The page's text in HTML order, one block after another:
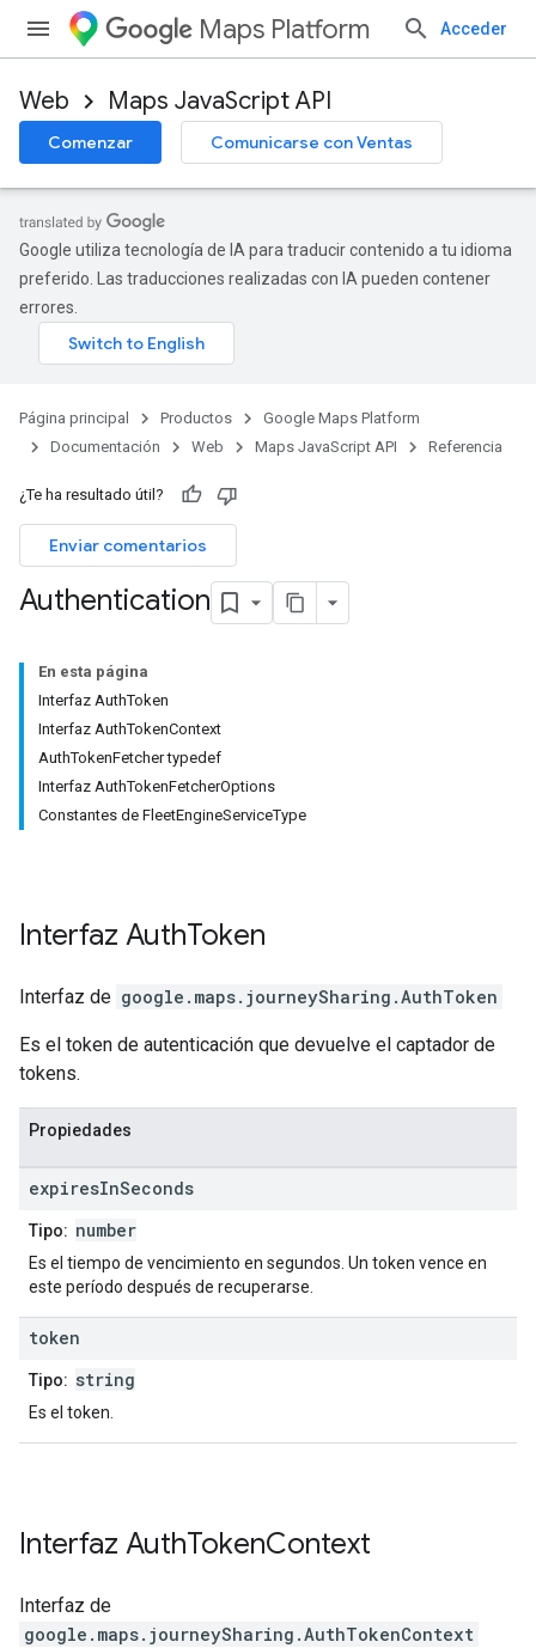
Maps Platform Acceder
Web Maps JavaScript API
Comenzar Comunicarse con Ventas
Google utiliza tecnología de IA para traducir contenido a tu idioma
preferido. Las traducciones realizadas con IA pueden contener
errores.
Página principal Productos
Google Maps Platform
Documentación
Web Maps JavaScript API Referencia
¿Te ha resultado útil?
Enviar comentarios
Authentication
En esta página
Interfaz AuthToken
Interfaz AuthTokenContext
AuthTokenFetcher typedef
Interfaz AuthTokenFetcherOptions
Constantes de FleetEngineServiceType
Interfaz AuthToken
Interfaz de google.maps.journeySharing .AuthToken
Es el token de autenticación que devuelve el captador de
tokens.
Propiedades
expiresInSeconds
Tipo: number
Es el tiempo de vencimiento en segundos. Un token vence en
este período después de recuperarse.
token
Tipo: string
Es el token.
Interfaz AuthTokenContext
Interfaz de
google.maps.journeySharing .AuthTokenContext